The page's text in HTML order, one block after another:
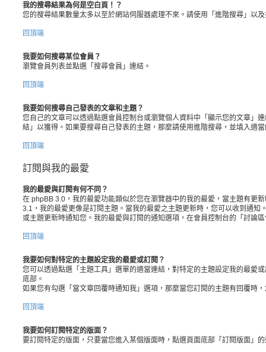
我的搜尋結果為何是空白頁！？
您的搜尋結果數量太多以至於網站伺服器處理不來。請使用「進階搜尋」以
回頂端
我要如何搜尋某位會員？
瀏覽會員列表並點選「搜尋會員」連結。
回頂端
我要如何搜尋自己發表的文章和主題？
您自己的文章可以透過點選會員控制台或瀏覽個人資料中「顯示您的文章」
結」以獲得。如果要搜尋自己發表的主題，那麼請使用進階搜尋，並填入適
回頂端
訂閱與我的最愛
我的最愛與訂閱有何不同？
在 phpBB 3.0，我的最愛功能類似於您在瀏覽器中的我的最愛，當主題有更
3.1，我的最愛更像是訂閱主題。當我的最愛之主題更新時，您可以收到通知
或主題更新時通知您。我的最愛與訂閱的通知選項，在會員控制台的「討論
回頂端
我要如何對特定的主題設定我的最愛或訂閱？
您可以透過點選「主題工具」選單的適當連結，對特定的主題設定我的最愛
底部。
如果您有勾選「當文章回覆時通知我」選項，那麼當您訂閱的主題有回覆時
回頂端
我要如何訂閱特定的版面？
要訂閱特定的版面，只要當您進入某個版面時，點選頁面底部「訂閱版面」